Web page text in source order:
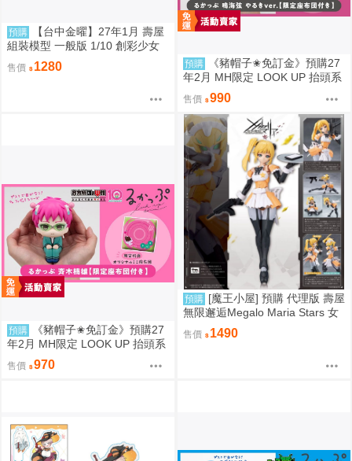
預購
【台中金曜】27年1月 壽屋
組裝模型 一般版 1/10 創彩少女
庭園 側馬尾醬 0826
售價 1280 預購
《豬帽子✬免訂金》預購27
年2月 MH限定 LOOK UP 抬頭系
列 怪獸8號 鳴海弦 戰鬥版 附特典
0812
售價 990
預購
《豬帽子✬免訂金》預購27
年2月 MH限定 LOOK UP 抬頭系
列 齊木楠雄的災難 齊木楠雄 附
特典 0812
售價 970
預購 [魔王小屋] 預購 代理版 壽屋
無限邂逅Megalo Maria Stars 女
僕服Ver. 組裝模型
售價 1490